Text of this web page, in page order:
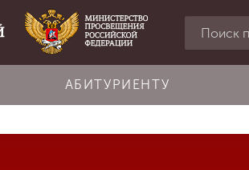
АБИТУРИЕНТУ